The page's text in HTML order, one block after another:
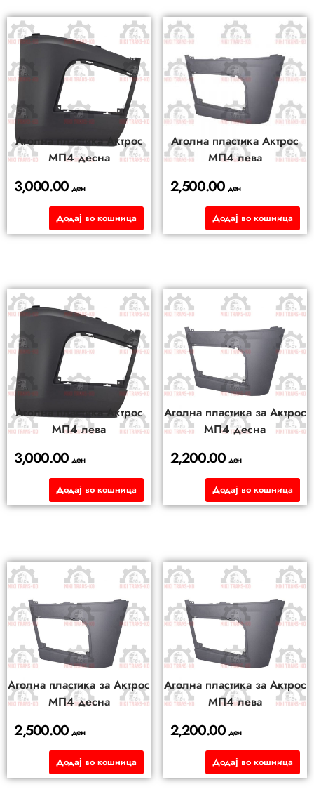
Аголна пластика Актрос
МП4 десна
3,000.00ден
Додај во кошница
Аголна пластика Актрос
МП4 лева
2,500.00 ден
Додај во кошница
Аголна пластика Актрос
МП4 лева
3,000.00ден
Додај во кошница
Аголна пластика за Актрос
МП4 десна
2,200.00 ден
Додај во кошница
Аголна пластика за Актрос
МП4 десна
2,500.00ден
Додај во кошница
Аголна пластика за Актрос
МП4 лева
2,200.00 ден
Додај во кошница